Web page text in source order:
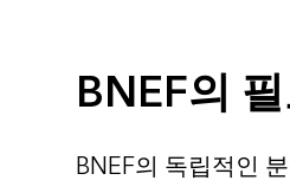
BNEF의
BNEF의 독립적인